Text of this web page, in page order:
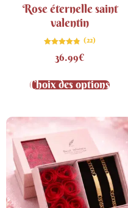
Rose éternelle saint
valentin
4.82
sur 5
(22)
36.99€
Choix des options